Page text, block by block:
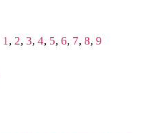
1 , 2,3,4, 5,6, 7,8,9